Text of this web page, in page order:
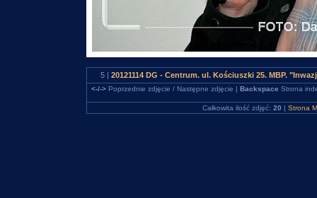
5 | 20121114 DG - Centrum. ul. Kościuszki 25. MBP.
<-/->Poprzednie zdjęcie / Następne zdjęcie | Backspace Strona
Całkowita ilość zdjęć: 20 | Strona